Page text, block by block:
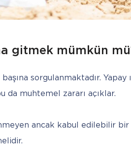
gitmek mümkün
sorgulanmaktadır. Yapay
da muhtemel zararı açıklar.
ancak kabul edilebilir bir